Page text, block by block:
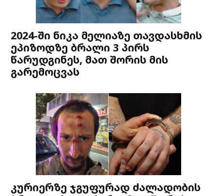
2024-ში ნიკა მელიაზე თავდასხმის
ეპიზოდზე ბრალი 3 პირს
წარუდგინეს, მათ შორის მის
გარემოცვას
კურიერზე ჯგუფურად ძალადობის